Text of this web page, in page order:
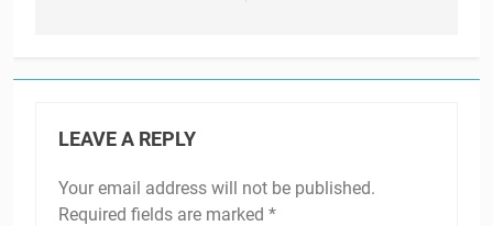
LEAVE A REPLY
Your email address will not be published.
Required fields are marked *